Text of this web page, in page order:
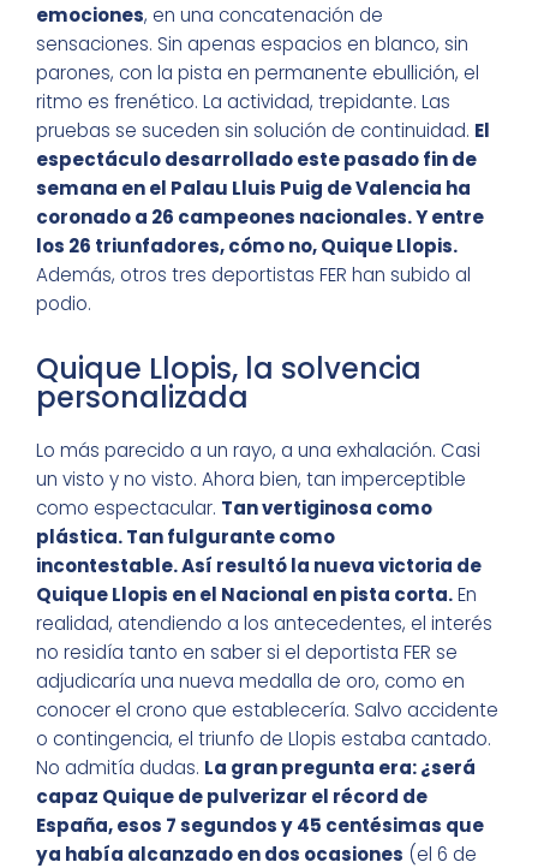
emociones, en una concatenación de
sensaciones. Sin apenas espacios en blanco, sin
parones, con la pista en permanente ebullición, el
ritmo es frenético. La actividad, trepidante. Las
pruebas se suceden sin solución de continuidad. El
espectáculo desarrollado este pasado fin de
semana en el Palau Lluis Puig de Valencia ha
coronado a 26 campeones nacionales. Y entre
los 26 triunfadores, cómo no, Quique Llopis.
Además, otros tres deportistas FER han subido al
podio.
Quique Llopis, la solvencia
personalizada
Lo más parecido a un rayo, a una exhalación. Casi
un visto y no visto. Ahora bien, tan imperceptible
como espectacular. Tan vertiginosa como
plástica. Tan fulgurante como
incontestable. Así resultó la nueva victoria de
Quique Llopis en el Nacional en pista corta.En
realidad, atendiendo a los antecedentes, el interés
no residía tanto en saber si el deportista FER se
adjudicaría una nueva medalla de oro, como en
conocer el crono que establecería. Salvo accidente
o contingencia, el triunfo de Llopis estaba cantado.
No admitía dudas. La gran pregunta era: ¿será
capaz Quique de pulverizar el récord de
España, esos 7 segundos y 45 centésimas que
ya había alcanzado en dos ocasiones (el 6 de